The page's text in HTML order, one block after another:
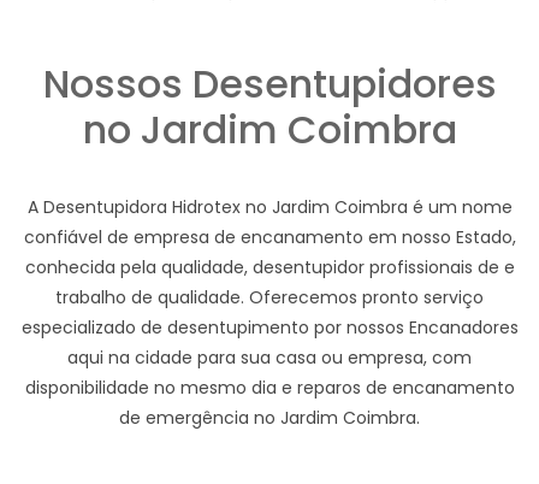
Nossos Desentupidores
no Jardim Coimbra
A Desentupidora Hidrotex no Jardim Coimbra é um nome
confiável de empresa de encanamento em nosso Estado,
conhecida pela qualidade, desentupidor profissionais de e
trabalho de qualidade. Oferecemos pronto serviço
especializado de desentupimento por nossos Encanadores
aqui na cidade para sua casa ou empresa, com
disponibilidade no mesmo dia e reparos de encanamento
de emergência no Jardim Coimbra.